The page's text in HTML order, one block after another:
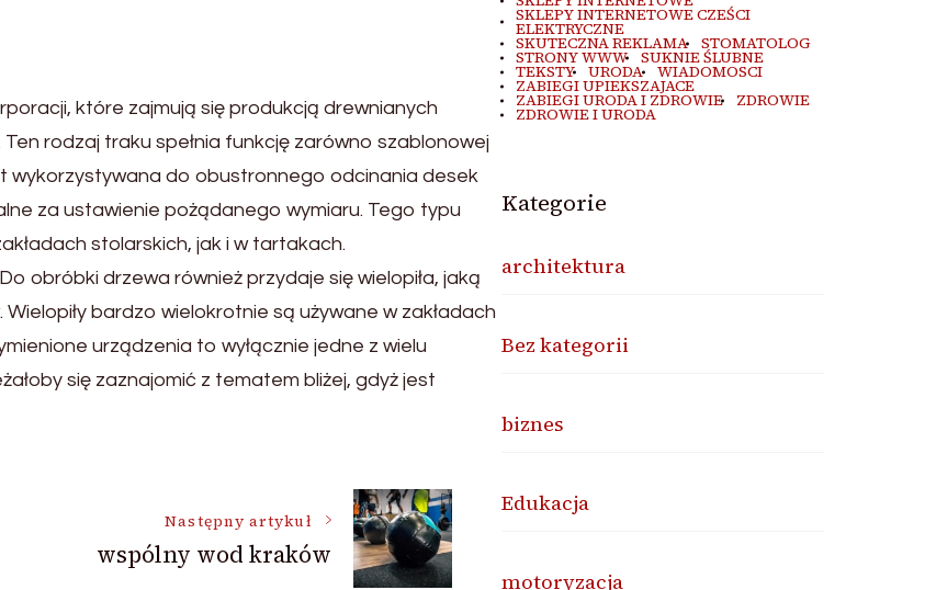
które zajmują się produkcją drewnianych
rodzaj traku spełnia funkcję zarówno szablonowej
wykorzystywana do obustronnego odcinania desek
za ustawienie pożądanego wymiaru. Tego typu
stolarskich, jak i w tartakach.
obróbki drzewa również przydaje się wielopiła, jaką
bardzo wielokrotnie są używane w zakładach
urządzenia to wyłącznie jedne z wielu
się zaznajomić z tematem bliżej, gdyż jest
Następny artykuł
wspólny wod kraków
SKLEPY INTERNETOWE CZEŚCI
ELEKTRYCZNE
SKUTECZNA REKLAMA STOMATOLOG
STRONY WWW SUKNIE ŚLUBNE
TEKSTY URODA WIADOMOSCI
ZABIEGI UPIEKSZAJACE
ZABIEGI URODA I ZDROWIE ZDROWIE
ZDROWIE I URODA
Kategorie
architektura
Bez kategorii
biznes
Edukacja
motoryzacja